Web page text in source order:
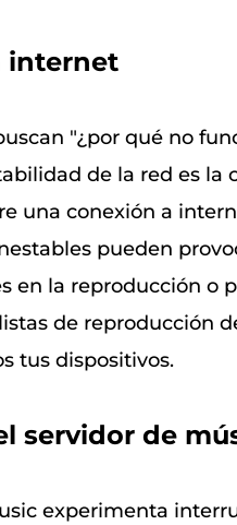
internet
"¿por qué no
de la red es la
una conexión a
pueden
en la reproducción o
de reproducción
tus dispositivos.
servidor de
experimenta